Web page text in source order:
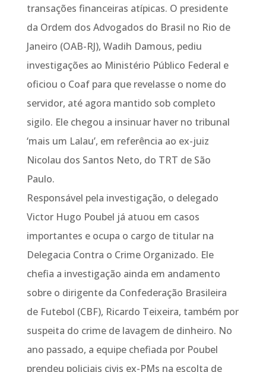
transações financeiras atípicas. O presidente
da Ordem dos Advogados do Brasil no Rio de
Janeiro (OAB-RJ), Wadih Damous, pediu
investigações ao Ministério Público Federal e
oficiou o Coaf para que revelasse o nome do
servidor, até agora mantido sob completo
sigilo. Ele chegou a insinuar haver no tribunal
‘mais um Lalau’, em referência ao ex-juiz
Nicolau dos Santos Neto, do TRT de São
Paulo.
Responsável pela investigação, o delegado
Victor Hugo Poubel já atuou em casos
importantes e ocupa o cargo de titular na
Delegacia Contra o Crime Organizado. Ele
chefia a investigação ainda em andamento
sobre o dirigente da Confederação Brasileira
de Futebol (CBF), Ricardo Teixeira, também por
suspeita do crime de lavagem de dinheiro. No
ano passado, a equipe chefiada por Poubel
prendeu policiais civis ex-PMs na escolta de